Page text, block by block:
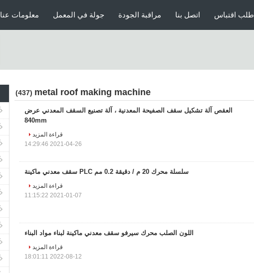
معلومات عنا جولة في المعمل مراقبة الجودة اتصل بنا طلب اقتباس
metal roof making machine
(437)
العقص آلة تشكيل سقف الصفيحة المعدنية ، آلة تصنيع السقف المعدني عرض
840mm
قراءة المزيد
2021-04-26 14:29:46
سلسلة محرك 20 م / دقيقة 0.2 مم PLC سقف معدني ماكينة
قراءة المزيد
2021-01-07 11:15:22
اللون الصلب محرك سيرفو سقف معدني ماكينة لبناء مواد البناء
قراءة المزيد
2022-08-12 18:01:11